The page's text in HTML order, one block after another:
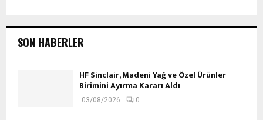
SON HABERLER
HF Sinclair, Madeni Yağ ve Özel Ürünler
Birimini Ayırma Kararı Aldı
03/08/2026 0